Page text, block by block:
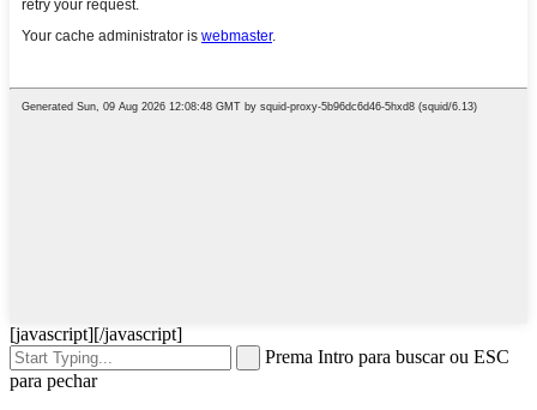
[javascript][/javascript]
Prema Intro para buscar ou ESC
para pechar